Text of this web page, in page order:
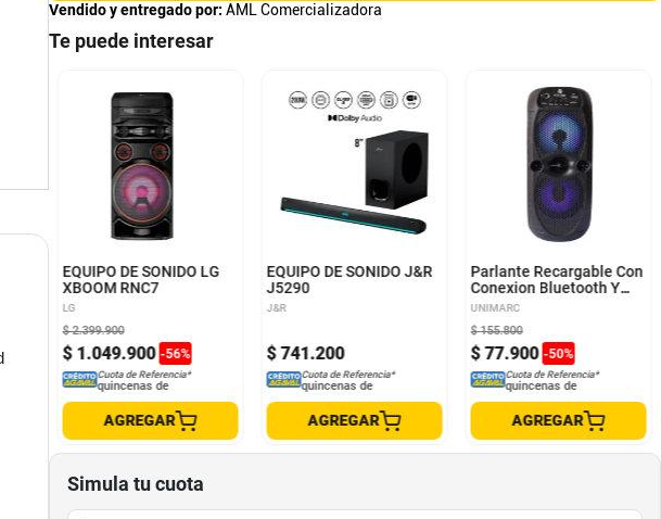
Vendido y entregado por: AML Comercializadora
Te puede interesar
EQUIPO DE SONIDO LG
XBOOM RNC7
LG
$ 1.049.900 -56%
$ 2.399.900
Cuota de Referencia*
quincenas de
AGREGAR
EQUIPO DE SONIDO J&R
J5290
J&R
$ 741.200
Cuota de Referencia*
quincenas de
AGREGAR
Parlante Recargable Con
Conexion Bluetooth Y
Luces
UNIMARC
$ 77.900 -50%
$ 155.800
Cuota de Referencia*
quincenas de
AGREGAR
Simula tu cuota